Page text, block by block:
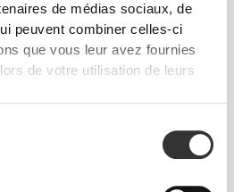
de médias sociaux, de
peuvent combiner celles-ci
que vous leur avez fournies
de votre utilisation de leurs